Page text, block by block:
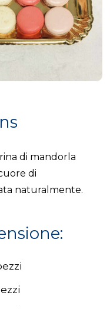
di mandorla
di
naturalmente.